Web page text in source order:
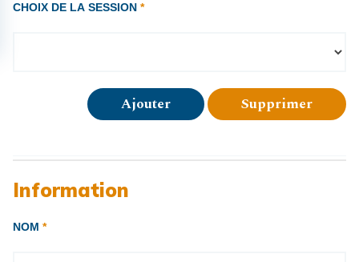
CHOIX DE LA SESSION *
Ajouter Supprimer
Information
NOM *